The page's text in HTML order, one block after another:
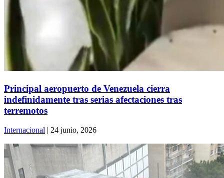
Principal aeropuerto de Venezuela cierra
indefinidamente tras serias afectaciones tras
terremotos
Internacional | 24 junio, 2026